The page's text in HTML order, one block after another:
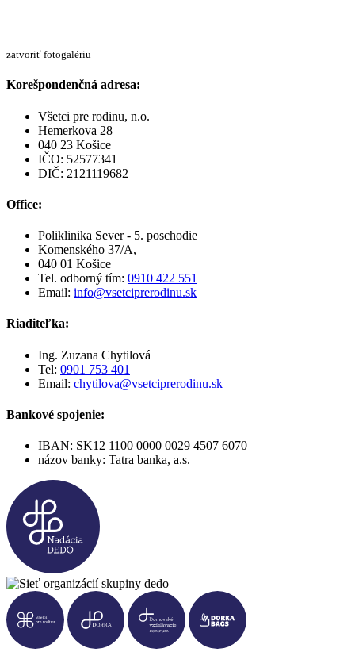
zatvoriť fotogalériu
Korešpondenčná adresa:
Všetci pre rodinu, n.o.
Hemerkova 28
040 23 Košice
IČO: 52577341
DIČ: 2121119682
Office:
Poliklinika Sever - 5. poschodie
Komenského 37/A,
040 01 Košice
Tel. odborný tím: 0910 422 551
Email: info@vsetciprerodinu.sk
Riaditeľka:
Ing. Zuzana Chytilová
Tel: 0901 753 401
Email: chytilova@vsetciprerodinu.sk
Bankové spojenie:
IBAN: SK12 1100 0000 0029 4507 6070
názov banky: Tatra banka, a.s.